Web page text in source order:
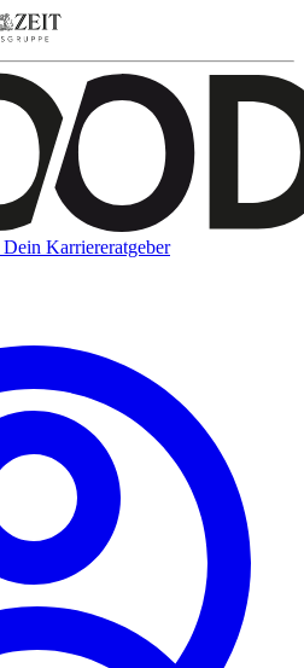
Dein Karriereratgeber